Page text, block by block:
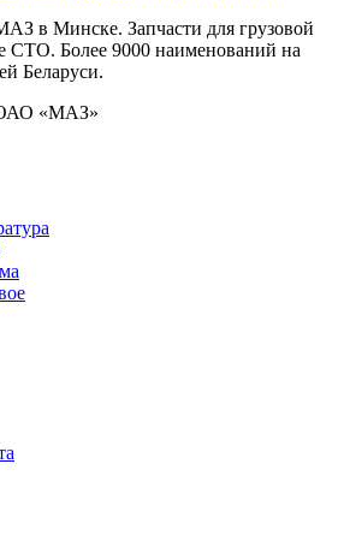
в Минске. Запчасти для грузовой
СТО. Более 9000 наименований на
Беларуси.
«МАЗ»